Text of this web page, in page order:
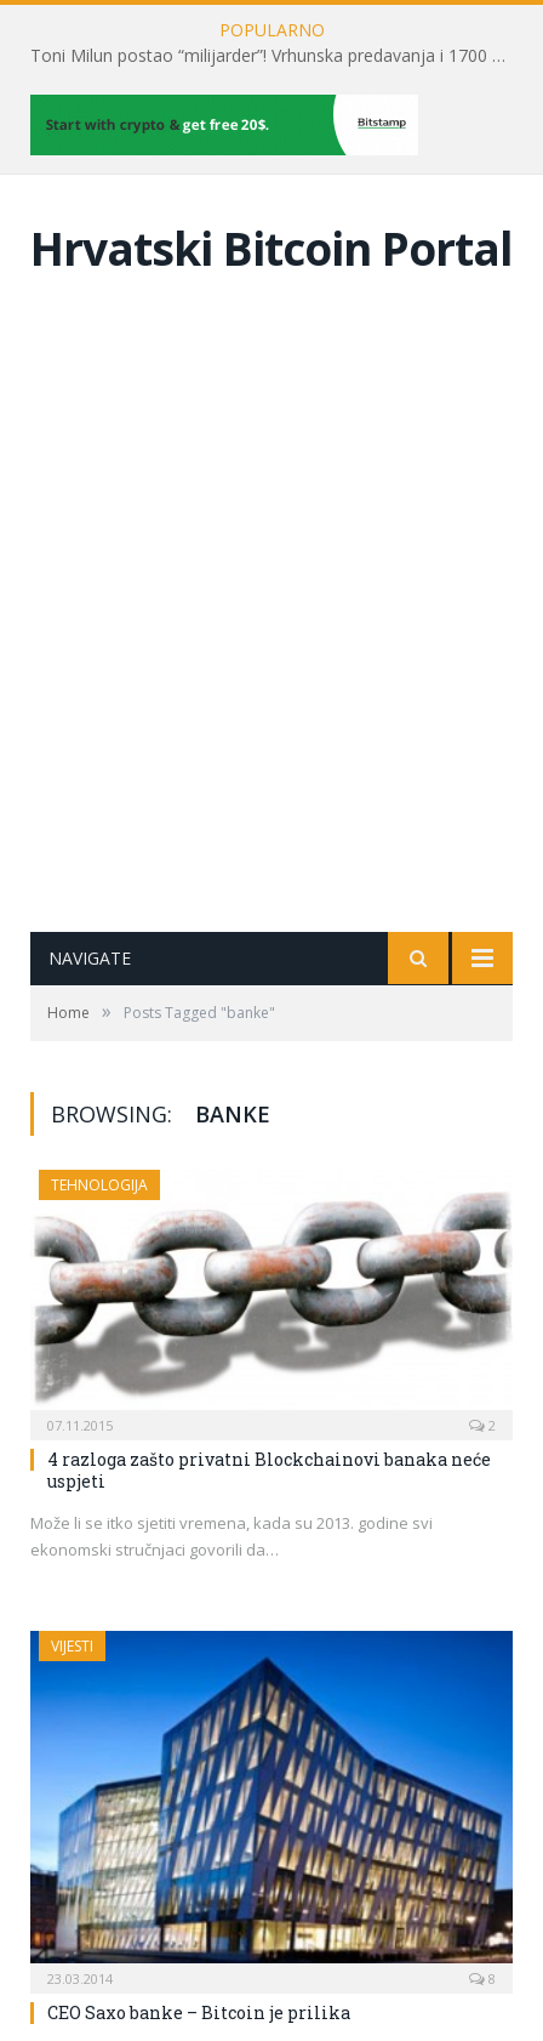
POPULARNO
Toni Milun postao “milijarder”! Vrhunska predavanja i 1700 posjetitelja obilježili su mjesec financijske pismenosti
Hrvatski Bitcoin Portal
NAVIGATE
Home » Posts Tagged "banke"
BROWSING: BANKE
TEHNOLOGIJA
07.11.2015 2
4 razloga zašto privatni Blockchainovi banaka neće
uspjeti
Može li se itko sjetiti vremena, kada su 2013. godine svi
ekonomski stručnjaci govorili da…
VIJESTI
23.03.2014 8
CEO Saxo banke – Bitcoin je prilika